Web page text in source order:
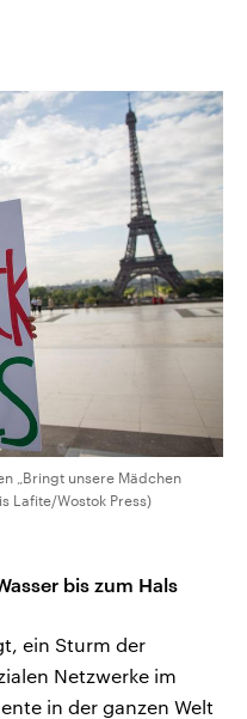
„Bringt unsere Mädchen
Lafite/Wostok Press)
bis zum Hals
ein Sturm der
Netzwerke im
in der ganzen Welt